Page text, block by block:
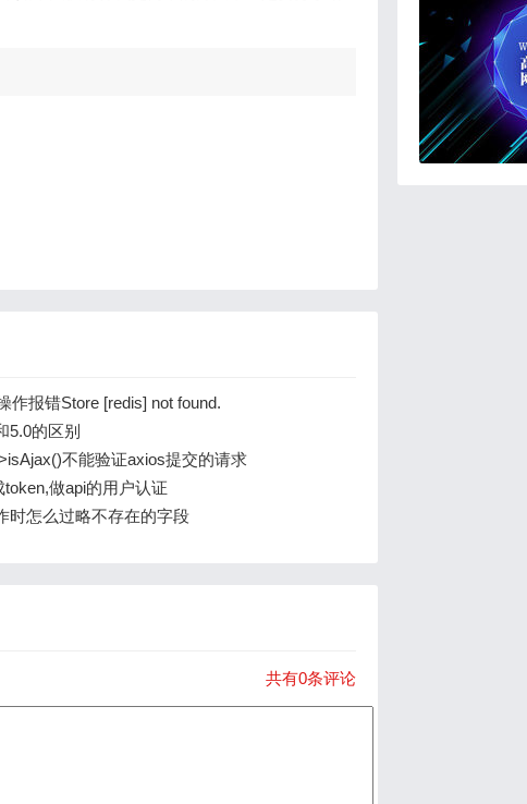
作报错Store [redis] not found.
5.0的区别
不能验证axios提交的请求
做api的用户认证
时怎么过略不存在的字段
共有0条评论